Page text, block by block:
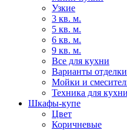
Узкие
3 кв. м.
5 кв. м.
6 кв. м.
9 кв. м.
Все для кухни
Варианты отделки
Мойки и
Техника для кухни
Шкафы-купе
Цвет
Коричневые